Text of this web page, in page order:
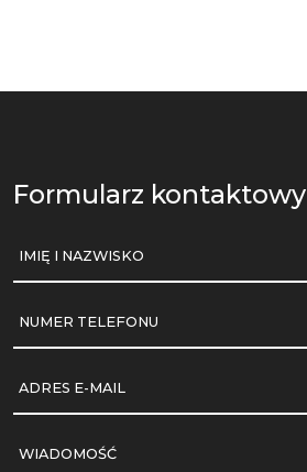
Formularz kontaktowy
IMIĘ I NAZWISKO
NUMER TELEFONU
ADRES E-MAIL
WIADOMOŚĆ